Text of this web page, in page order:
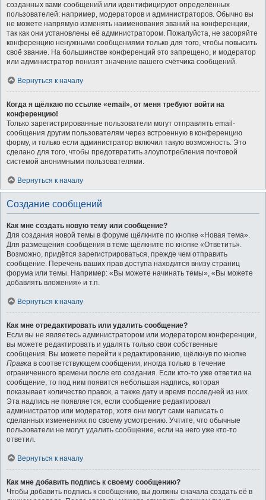
созданных вами сообщений или идентифицируют определённых
пользователей: например, модераторов и администраторов. Обычно вы
не можете напрямую изменять наименования званий на конференции,
так как они установлены её администратором. Пожалуйста, не засоряйте
конференцию ненужными сообщениями только для того, чтобы повысить
своё звание. На большинстве конференций это запрещено, и модератор
или администратор понизят значение вашего счётчика сообщений.
Вернуться к началу
Когда я щёлкаю по ссылке «email», от меня требуют войти на
конференцию!
Только зарегистрированные пользователи могут отправлять email-
сообщения другим пользователям через встроенную в конференцию
форму, и только если администратор включил такую возможность. Это
сделано для того, чтобы предотвратить злоупотребления почтовой
системой анонимными пользователями.
Вернуться к началу
Создание сообщений
Как мне создать новую тему или сообщение?
Для создания новой темы в форуме щёлкните по кнопке «Новая тема».
Для размещения сообщения в теме щёлкните по кнопке «Ответить».
Возможно, придётся зарегистрироваться, прежде чем отправить
сообщение. Перечень ваших прав доступа находится внизу страниц
форума или темы. Например: «Вы можете начинать темы», «Вы можете
добавлять вложения» и т.п.
Вернуться к началу
Как мне отредактировать или удалить сообщение?
Если вы не являетесь администратором или модератором конференции,
вы можете редактировать и удалять только свои собственные
сообщения. Вы можете перейти к редактированию, щёлкнув по кнопке
Правка в соответствующем сообщении, иногда только в течение
ограниченного времени после его создания. Если кто-то уже ответил на
сообщение, то под ним появится небольшая надпись, которая
показывает количество правок, а также дату и время последней из них.
Эта надпись не появляется, если сообщение редактировал
администратор или модератор, хотя они могут сами написать о
сделанных изменениях по своему усмотрению. Учтите, что обычные
пользователи не могут удалить сообщение, если на него уже кто-то
ответил.
Вернуться к началу
Как мне добавить подпись к своему сообщению?
Чтобы добавить подпись к сообщению, вы должны сначала создать её в